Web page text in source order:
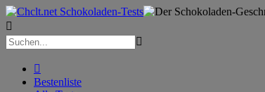



Bestenliste